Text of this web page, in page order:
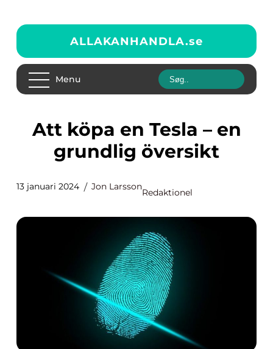
ALLAKANHANDLA.se
Menu
Att köpa en Tesla – en
grundlig översikt
13 januari 2024 Jon Larsson
Redaktionel